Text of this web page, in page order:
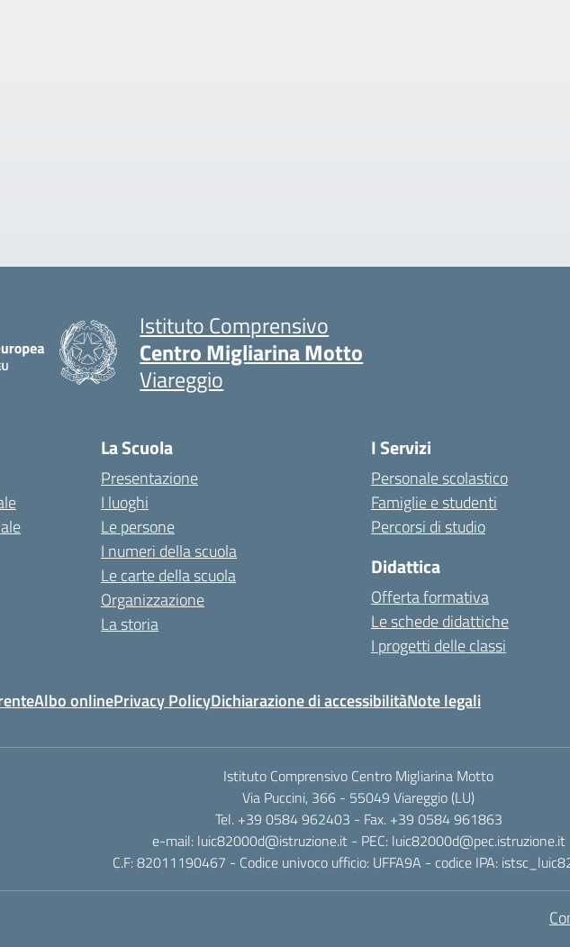
Istituto Comprensivo
Centro Migliarina Motto
Viareggio
La Scuola
Presentazione
I luoghi
Le persone
I numeri della scuola
Le carte della scuola
Organizzazione
La storia
I Servizi
Personale scolastico
Famiglie e studenti
Percorsi di studio
Didattica
Offerta formativa
Le schede didattiche
I progetti delle classi
Albo onlinePrivacy PolicyDichiarazione di accessibilitàNote legali
Istituto Comprensivo Centro Migliarina Motto
Via Puccini, 366 - 55049 Viareggio (LU)
Tel. +39 0584 962403 - Fax. +39 0584 961863
e-mail: luic82000d@istruzione.it - PEC: luic82000d@pec.istruzione.it
C.F: 82011190467 - Codice univoco ufficio: UFFA9A - codice IPA: